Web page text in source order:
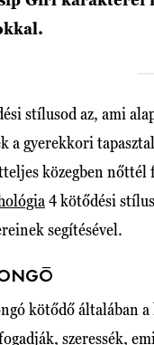
stílusod az, ami
a gyerekkori
közegben
4 kötődési
segítésével.
kötődő általában
szeressék,